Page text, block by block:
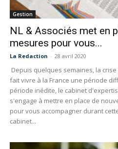
Gestion
NL & Associés met en
mesures pour vous...
La Redaction - 28 avril 2020
Depuis quelques semaines, la
fait vivre à la France une période
période inédite, le cabinet
s'engage à mettre en place de
pour vous accompagner durant
cabinet...